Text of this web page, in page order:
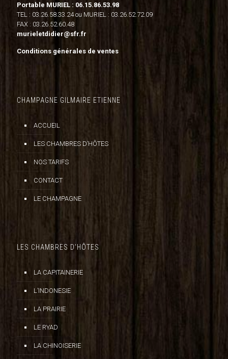
Portable MURIEL : 06.15.86.53.98
TEL : 03.26.58.33.24 ou MURIEL : 03.26.52.72.09
FAX : 03.26.52.60.48
murieletdidier@sfr.fr
Conditions générales de ventes
CHAMPAGNE GILMAIRE ETIENNE
ACCUEIL
LES CHAMBRES D’HÔTES
NOS TARIFS
CONTACT
LE CHAMPAGNE
LES CHAMBRES D’HÔTES
LA CAPITAINERIE
L’INDONESIE
LA PRAIRIE
LE RYAD
LA CHINOISERIE